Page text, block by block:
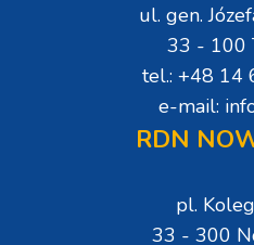
ul. gen.
33 - 100
tel.: +48 14
e-mail:
RDN
pl.
33 - 300